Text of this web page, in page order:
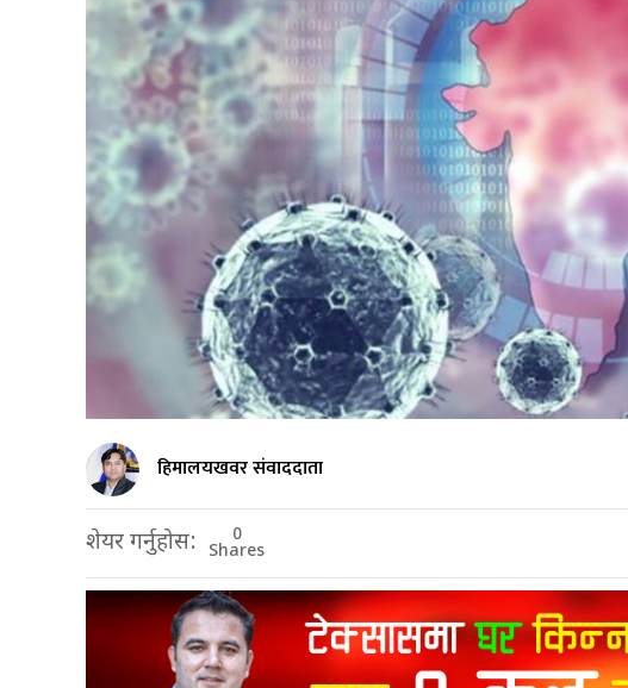
हिमालयखवर संवाददाता
शेयर गर्नुहोस: 0
Shares